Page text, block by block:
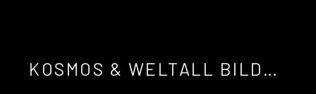
KOSMOS & WELTALL BILDER ALS POSTER